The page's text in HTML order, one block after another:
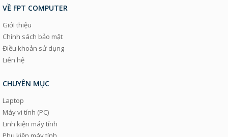
VỀ FPT COMPUTER
Giới thiệu
Chính sách bảo mật
Điều khoản sử dụng
Liên hệ
CHUYÊN MỤC
Laptop
Máy vi tính (PC)
Linh kiện máy tính